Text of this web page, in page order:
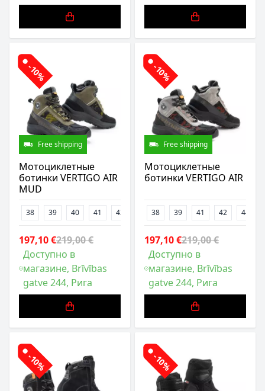
-10%
Free shipping
Мотоциклетные
ботинки VERTIGO AIR
MUD
38 39 40 41 42
197,10 €219,00 €
Доступно в
магазине, Brīvības
gatve 244, Рига
-10%
Free shipping
Мотоциклетные
ботинки VERTIGO AIR
38 39 41 42 44
197,10 €219,00 €
Доступно в
магазине, Brīvības
gatve 244, Рига
-10% -10%